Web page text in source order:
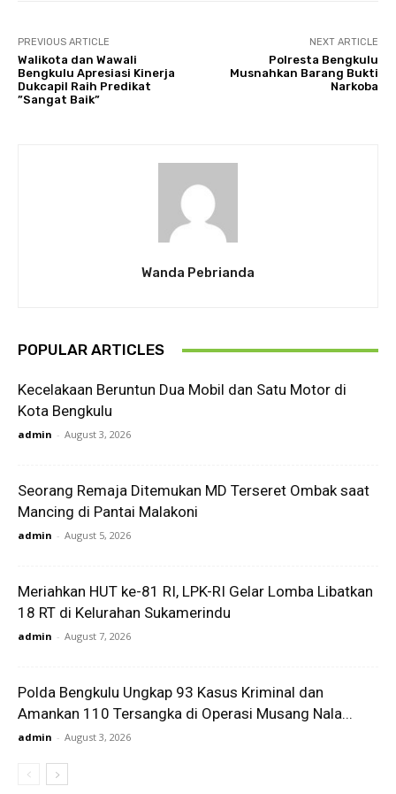
PREVIOUS ARTICLE
Walikota dan Wawali
Bengkulu Apresiasi Kinerja
Dukcapil Raih Predikat
”Sangat Baik”
NEXT ARTICLE
Polresta Bengkulu
Musnahkan Barang Bukti
Narkoba
Wanda Pebrianda
POPULAR ARTICLES
Kecelakaan Beruntun Dua Mobil dan Satu Motor di
Kota Bengkulu
admin - August 3, 2026
Seorang Remaja Ditemukan MD Terseret Ombak saat
Mancing di Pantai Malakoni
admin - August 5, 2026
Meriahkan HUT ke-81 RI, LPK-RI Gelar Lomba Libatkan
18 RT di Kelurahan Sukamerindu
admin - August 7, 2026
Polda Bengkulu Ungkap 93 Kasus Kriminal dan
Amankan 110 Tersangka di Operasi Musang Nala...
admin - August 3, 2026